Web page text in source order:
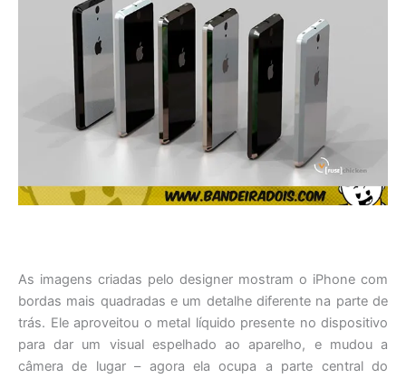
As imagens criadas pelo designer mostram o iPhone com
bordas mais quadradas e um detalhe diferente na parte de
trás. Ele aproveitou o metal líquido presente no dispositivo
para dar um visual espelhado ao aparelho, e mudou a
câmera de lugar – agora ela ocupa a parte central do